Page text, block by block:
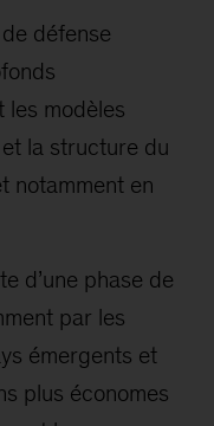
défense
les modèles
la structure du
notamment en
d’une phase de
par les
émergents et
plus économes